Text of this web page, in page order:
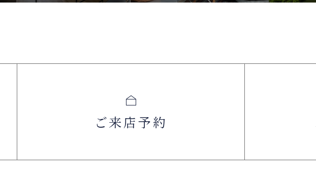
ご来店予約